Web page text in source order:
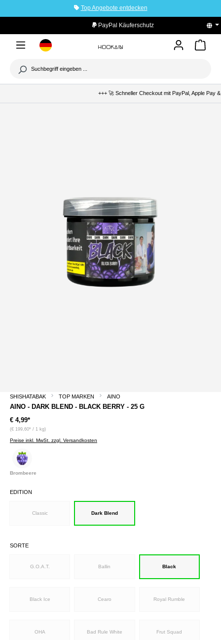
Top Angebote entdecken
PayPal Käuferschutz
+++ 🚀 Schneller Checkout mit PayPal, Apple Pay
SHISHATABAK TOP MARKEN AINO
AINO - DARK BLEND - BLACK BERRY - 25 G
€ 4,99*
(€ 199,60* / 1 kg)
Preise inkl. MwSt. zzgl. Versandkosten
Brombeere
EDITION
Classic Dark Blend
SORTE
G.O.A.T. Ballin Black
Black Ice Cearo Royal Rumble
OHA Bad Rule White Frut Squad